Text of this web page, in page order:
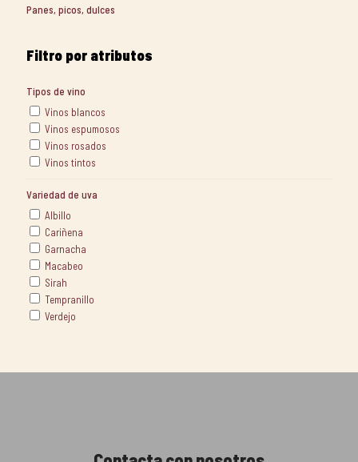
Panes, picos, dulces
Filtro por atributos
Tipos de vino
Vinos blancos
Vinos espumosos
Vinos rosados
Vinos tintos
Variedad de uva
Albillo
Cariñena
Garnacha
Macabeo
Sirah
Tempranillo
Verdejo